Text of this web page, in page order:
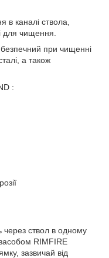
в каналі ствола,
для чищення.
при чищенні
а також
:
ствол в одному
RIMFIRE
зазвичай від